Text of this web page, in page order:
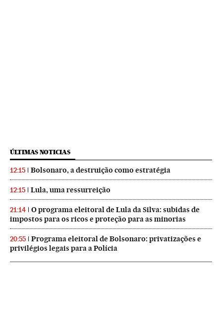
ÚLTIMAS NOTICIAS
12:15 Bolsonaro, a destruição como estratégia
12:15 Lula, uma ressurreição
21:14
O programa eleitoral de Lula da Silva: subidas de
impostos para os ricos e proteção para as minorias
20:55
Programa eleitoral de Bolsonaro: privatizações e
privilégios legais para a Polícia